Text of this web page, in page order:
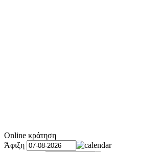
Online κράτηση
Άφιξη